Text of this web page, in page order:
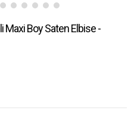
Maxi Boy Saten Elbise -